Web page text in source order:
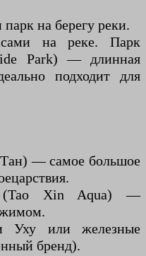
на берегу реки.
на реке. Парк
Park) — длинная
подходит для
— самое большое
(Tao Xin Aqua) —
Уху или железные
бренд).